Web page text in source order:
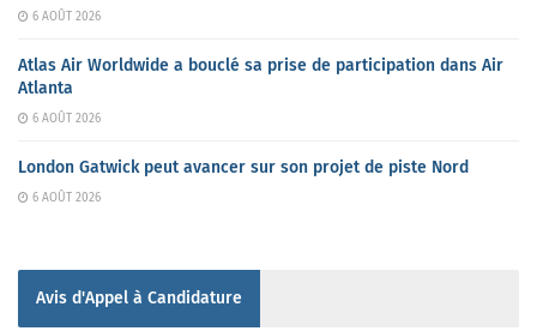
6 AOÛT 2026
Atlas Air Worldwide a bouclé sa prise de participation dans Air
Atlanta
6 AOÛT 2026
London Gatwick peut avancer sur son projet de piste Nord
6 AOÛT 2026
Avis d'Appel à Candidature